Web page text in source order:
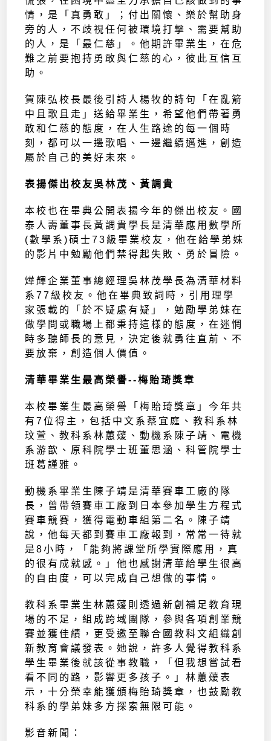
情，是「真勇敢」；付出關懷、樂於幫助身
旁的人，不歧視任何被環境打撃、需要幫助
的人，是「最仁慈」。他期許畢業生，在危
難之前要抱持勇敢與仁慈的心，彼此互信互
助。
賀陳弘校長最後引詩人楊牧的詩句「在亂箭
中且歌且走」送給畢業生，希望他們帶著勇
敢和仁慈的態度，在人生路途的每一個時
刻，都可以一邊歌唱、一邊繼續邁進，創造
屬於自己的美好未來。
表揚傑出校友吳林茂、黃調貴
本校也在畢典公開表揚今年的傑出校友。國
泰人壽董事長黃調貴學長是清華應用數學所
(數學系)碩士73級畢業校友，他在給學弟妹
的影片中勉勵他們禁得起失敗、勇於冒險。
燁輝企業董事總經理吳林茂學長為清華材料
系77級校友。他在畢典致詞時，引用理學
家張載的「於不疑處有疑」，勉勵學弟妹在
做學問或職場上都秉持這樣的態度，在迷惘
時多聽師長的意見，決定後就勇往直前、不
要放棄，創造個人價值。
清華畢業生最高榮譽--梅貽琦獎章
本校畢業生最高榮譽「梅貽琦獎章」今年共
有7位得主，包括中文系蔡宜庭、教科系林
玟萱、教科系林蕙蕿、動機系陳子靖、電機
系游歆、原科院學士班董思涵、科管院學士
班葛謹雅。
動機系畢業生陳子靖是清華賽車工廠的隊
長，曾帶領賽車工廠到日本參加學生方程式
賽車競賽，獲得電動車組第二名。陳子靖
說，他每天都到賽車工廠報到，常常一待就
是8小時，「能夠將課堂所學實際應用，真
的很有成就感。」他也感謝清華給學生很高
的自由度，可以完成自己想做的事情。
教科系畢業生林蕙蕿則透過新創補足教育現
場的不足，組成跨域團隊，參與各項創業競
賽並獲佳績，更受邀至聯合國教科文組織創
新教育會議發表。她說，許多人覺得教科系
學生畢業後就該從事教職，「但我想嘗試看
看不同的路，影響更多孩子。」林蕙蕿表
示，十分榮幸能獲頒梅貽琦獎章，也鼓勵教
科系的學弟妹多方探索無限可能。
影音新聞：